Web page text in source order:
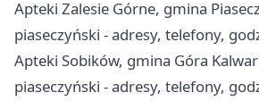
Apteki Zalesie Górne, gmina
piaseczyński - adresy, telefony,
Apteki Sobików, gmina Góra
piaseczyński - adresy, telefony,